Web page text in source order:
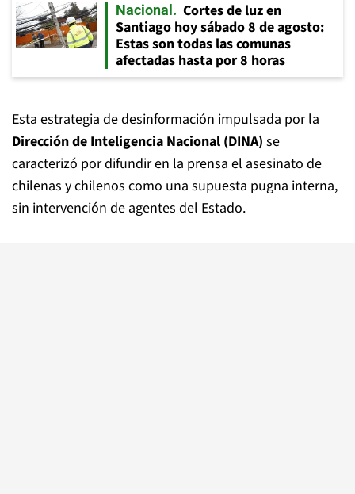
Nacional
Cortes de luz en
Santiago hoy sábado 8 de agosto:
Estas son todas las comunas
afectadas hasta por 8 horas
Esta estrategia de desinformación impulsada por la
Dirección de Inteligencia Nacional (DINA) se
caracterizó por difundir en la prensa el asesinato de
chilenas y chilenos como una supuesta pugna interna,
sin intervención de agentes del Estado.